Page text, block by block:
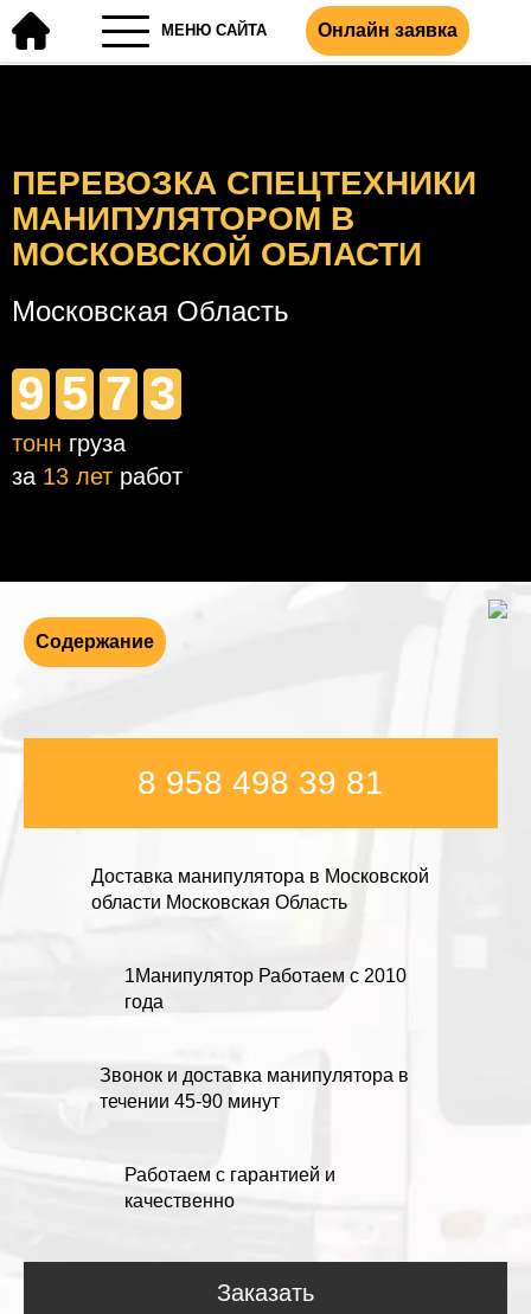
МЕНЮ САЙТА Онлайн заявка
ПЕРЕВОЗКА СПЕЦТЕХНИКИ
МАНИПУЛЯТОРОМ В
МОСКОВСКОЙ ОБЛАСТИ
Московская Область
9 5 7 3
тонн груза
за 13 лет работ
Содержание
Доставка манипулятора в Московской
области Московская Область
1Манипулятор Работаем с 2010
года
Звонок и доставка манипулятора в
течении 45-90 минут
Работаем с гарантией и
качественно
8 958 498 39 81
Заказать